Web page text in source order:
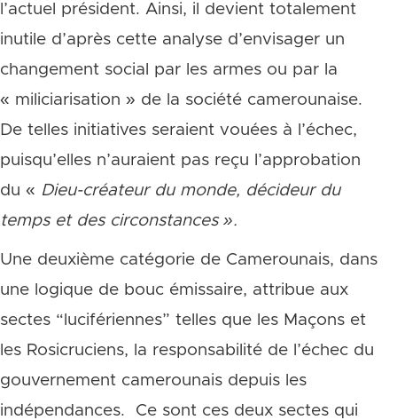
l’actuel président. Ainsi, il devient totalement
inutile d’après cette analyse d’envisager un
changement social par les armes ou par la
« miliciarisation » de la société camerounaise.
De telles initiatives seraient vouées à l’échec,
puisqu’elles n’auraient pas reçu l’approbation
du « Dieu-créateur du monde, décideur du
temps et des circonstances ».
Une deuxième catégorie de Camerounais, dans
une logique de bouc émissaire, attribue aux
sectes “lucifériennes” telles que les Maçons et
les Rosicruciens, la responsabilité de l’échec du
gouvernement camerounais depuis les
indépendances. Ce sont ces deux sectes qui